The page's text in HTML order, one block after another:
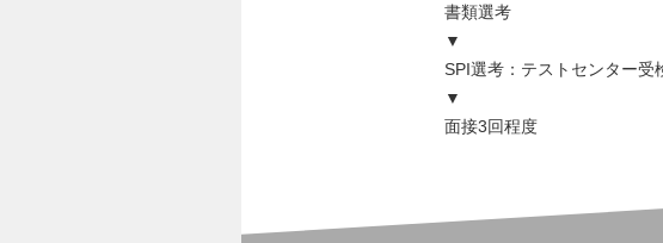
書類選考
▼
SPI選考：テストセンター受
▼
面接3回程度